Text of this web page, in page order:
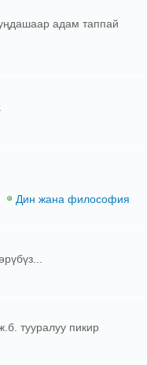
адам таппай
Дин жана философия
тууралуу пикир